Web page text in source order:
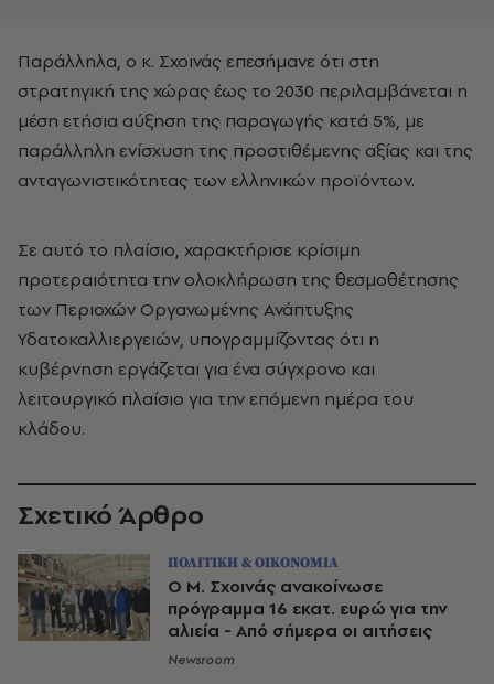
Παράλληλα, ο κ. Σχοινάς επεσήμανε ότι στη
στρατηγική της χώρας έως το 2030 περιλαμβάνεται η
μέση ετήσια αύξηση της παραγωγής κατά 5%, με
παράλληλη ενίσχυση της προστιθέμενης αξίας και της
ανταγωνιστικότητας των ελληνικών προϊόντων.
Σε αυτό το πλαίσιο, χαρακτήρισε κρίσιμη
προτεραιότητα την ολοκλήρωση της θεσμοθέτησης
των Περιοχών Οργανωμένης Ανάπτυξης
Υδατοκαλλιεργειών, υπογραμμίζοντας ότι η
κυβέρνηση εργάζεται για ένα σύγχρονο και
λειτουργικό πλαίσιο για την επόμενη ημέρα του
κλάδου.
Σχετικό Άρθρο
ΠΟΛΙΤΙΚΗ & ΟΙΚΟΝΟΜΙΑ
O M. Σχοινάς ανακοίνωσε
πρόγραμμα 16 εκατ. ευρώ για την
αλιεία - Από σήμερα οι αιτήσεις
Newsroom